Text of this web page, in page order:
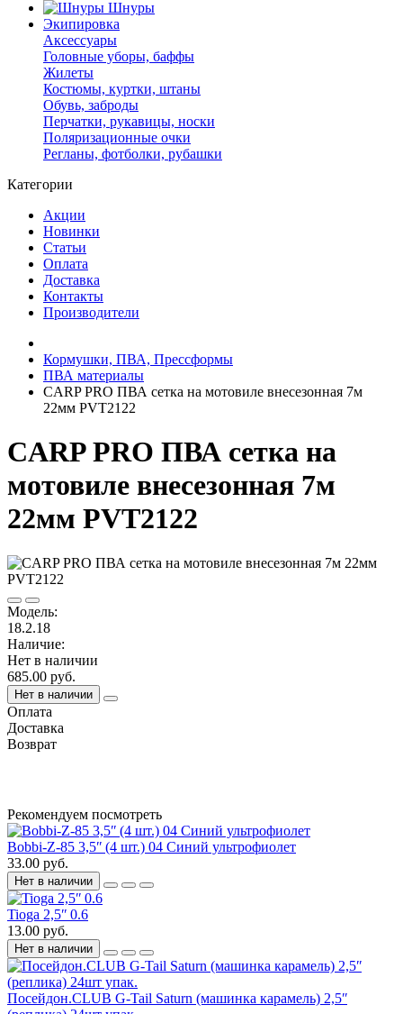
Шнуры
Экипировка
Аксессуары
Головные уборы, баффы
Жилеты
Костюмы, куртки, штаны
Обувь, заброды
Перчатки, рукавицы, носки
Поляризационные очки
Регланы, фотболки, рубашки
Категории
Акции
Новинки
Статьи
Оплата
Доставка
Контакты
Производители
Кормушки, ПВА, Прессформы
ПВА материалы
CARP PRO ПВА сетка на мотовиле внесезонная 7м
22мм PVT2122
CARP PRO ПВА сетка на
мотовиле внесезонная 7м
22мм PVT2122
Модель:
18.2.18
Наличие:
Нет в наличии
685.00 руб.
Нет в наличии
Оплата
Доставка
Возврат
Рекомендуем посмотреть
Bobbi-Z-85 3,5ʺ (4 шт.) 04 Синий ультрофиолет
33.00 руб.
Нет в наличии
Tioga 2,5ʺ 0.6
13.00 руб.
Нет в наличии
Посейдон.CLUB G-Tail Saturn (машинка карамель) 2,5ʺ